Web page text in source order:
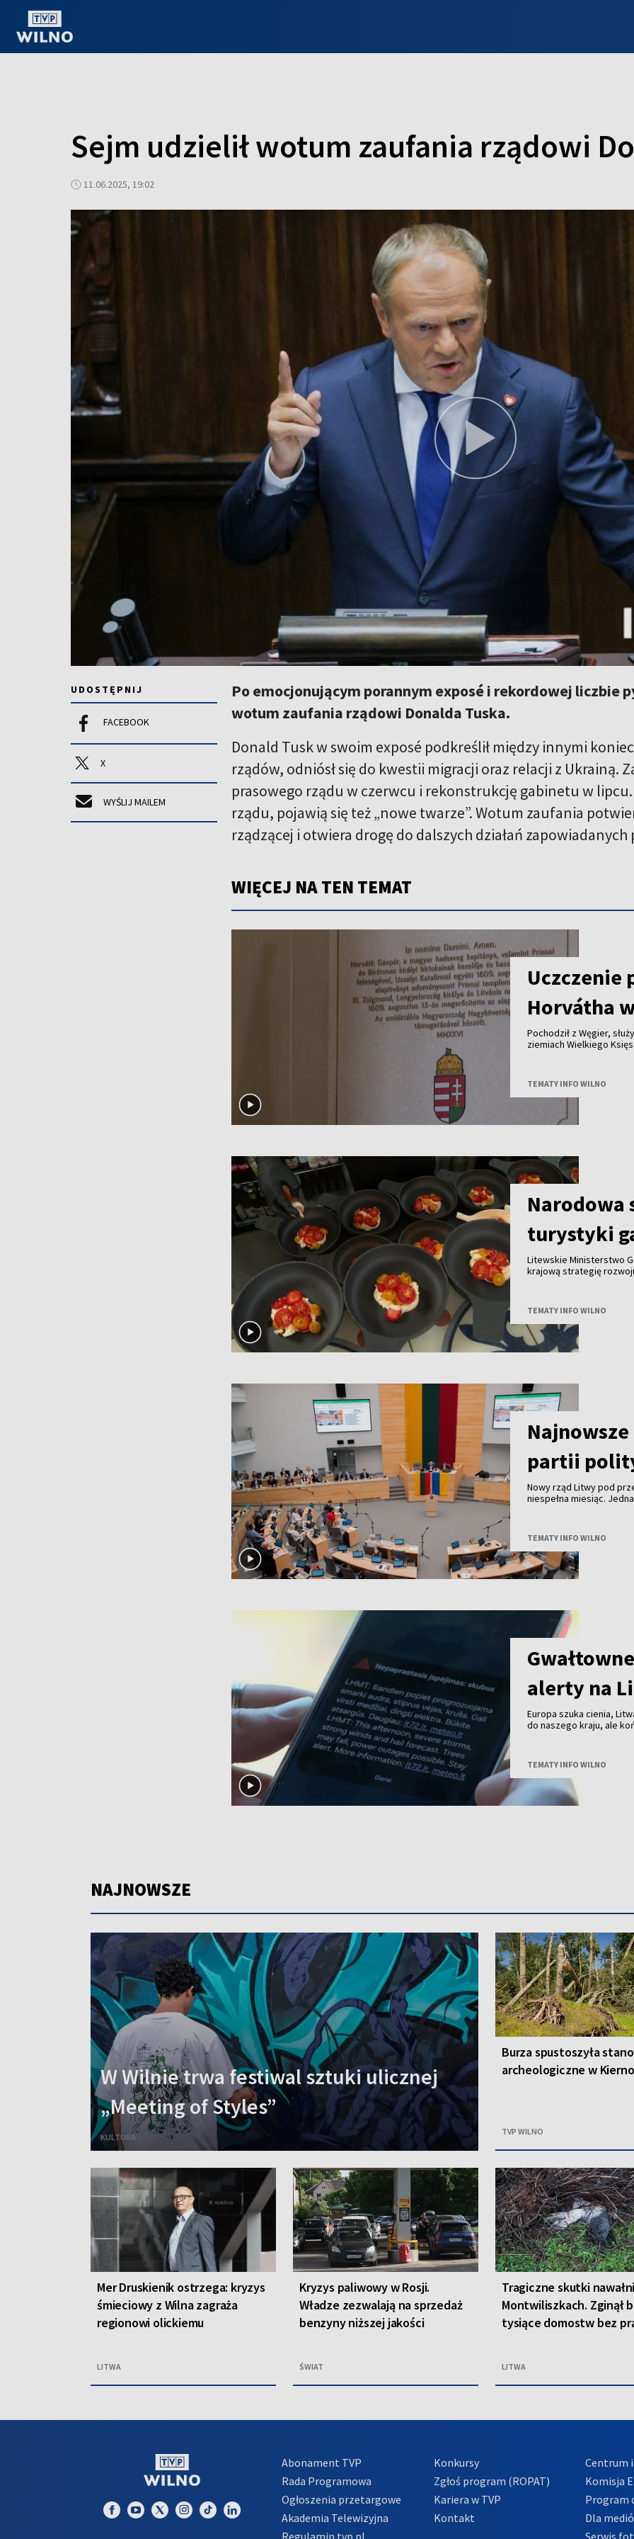
Sejm udzielił wotum zaufania rządowi
11.06.2025, 19:02
UDOSTĘPNIJ
FACEBOOK
X
WYŚLIJ MAILEM
Po emocjonującym porannym exposé i rekordowej liczbie
wotum zaufania rządowi Donalda Tuska.
Donald Tusk w swoim exposé podkreślił między innymi
rządów, odniósł się do kwestii migracji oraz relacji z Ukrainą.
prasowego rządu w czerwcu i rekonstrukcję gabinetu w
rządu, pojawią się też „nowe twarze”. Wotum zaufania
rządzącej i otwiera drogę do dalszych działań zapowiadanych
WIĘCEJ NA TEN TEMAT
Uczczenie
Horvátha
Pochodził z Węgier,
ziemiach Wielkiego Księstwa
Polski i Węgier.
TEMATY INFO WILNO
Narodowa
turystyki
Litewskie Ministerstwo
krajową strategię
gałęzi litewskiej
granicą.
TEMATY INFO WILNO
partii
Nowy rząd Litwy pod
niespełna miesiąc.
TEMATY INFO WILNO
alerty na
Europa szuka cienia,
do naszego kraju, ale
TEMATY INFO WILNO
NAJNOWSZE
W Wilnie trwa festiwal sztuki ulicznej
„Meeting of Styles”
KULTURA
Burza spustoszyła
archeologiczne w
TVP WILNO
Mer Druskienik ostrzega: kryzys
śmieciowy z Wilna zagraża
regionowi olickiemu
LITWA
Kryzys paliwowy w Rosji.
Władze zezwalają na sprzedaż
benzyny niższej jakości
ŚWIAT
Tragiczne skutki
Montwiliszkach. Zginął
tysiące domostw bez
LITWA
Abonament TVP
Rada Programowa
Ogłoszenia przetargowe
Akademia Telewizyjna
Regulamin tvp.pl
Konkursy
Zgłoś program (ROPAT)
Kariera w TVP
Kontakt
Centrum
Komisja
Program
Dla
Serwis